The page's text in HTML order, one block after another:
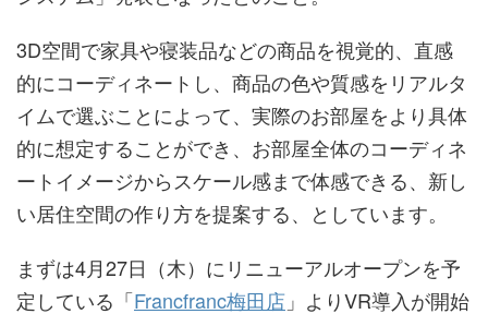
3D空間で家具や寝装品などの商品を視覚的、直感
的にコーディネートし、商品の色や質感をリアルタ
イムで選ぶことによって、実際のお部屋をより具体
的に想定することができ、お部屋全体のコーディネ
ートイメージからスケール感まで体感できる、新し
い居住空間の作り方を提案する、としています。
まずは4月27日（木）にリニューアルオープンを予
定している「Francfranc梅田店 」よりVR導入が開始